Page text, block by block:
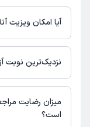
اطلاعاتی درباره محل
نیست.
آیا امکان ویزیت
در حال حاضر اطلاعاتی
دسترس نیست. برای
نزدیک‌ترین نوبت
زمان نوبت‌دهی و
میزان رضایت
است؟